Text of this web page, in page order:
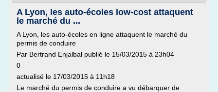
A Lyon, les auto-écoles low-cost attaquent
le marché du ...
A Lyon, les auto-écoles en ligne attaquent le marché du
permis de conduire
Par Bertrand Enjalbal publié le 15/03/2015 à 23h04
0
actualisé le 17/03/2015 à 11h18
Le marché du permis de conduire a vu débarquer de